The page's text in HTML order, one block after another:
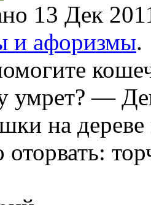
13 Дек
и афоризмы.
умрет? —
на
оторвать: